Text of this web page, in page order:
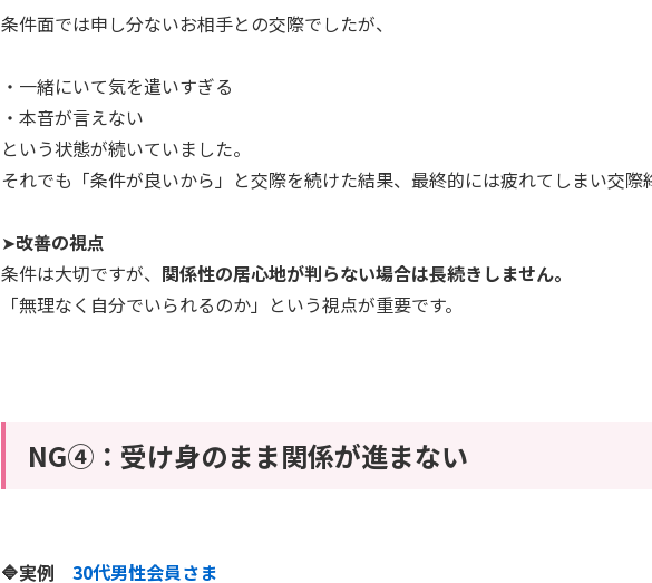
条件面では申し分ないお相手との交際でしたが、
・一緒にいて気を遣いすぎる
・本音が言えない
という状態が続いていました。
それでも「条件が良いから」と交際を続けた結果、最終的には疲れてしまい交際
➤改善の視点
条件は大切ですが、 関係性の居心地が判らない場合は長続きしません。
「無理なく自分でいられるのか」という視点が重要です。
NG④：受け身のまま関係が進まない
🔷実例 30代男性会員さま